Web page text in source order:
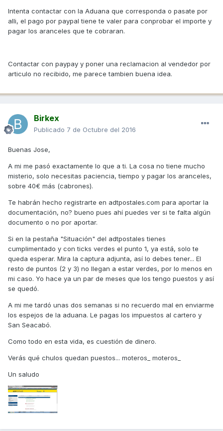
Intenta contactar con la Aduana que corresponda o pasate por
alli, el pago por paypal tiene te valer para conprobar el importe y
pagar los aranceles que te cobraran.
Contactar con paypay y poner una reclamacion al vendedor por
articulo no recibido, me parece tambien buena idea.
Birkex
Publicado 7 de Octubre del 2016
Buenas Jose,
A mi me pasó exactamente lo que a ti. La cosa no tiene mucho
misterio, solo necesitas paciencia, tiempo y pagar los aranceles,
sobre 40€ más (cabrones).
Te habrán hecho registrarte en adtpostales.com para aportar la
documentación, no? bueno pues ahí puedes ver si te falta algún
documento o no por aportar.
Si en la pestaña "Situación" del adtpostales tienes
cumplimentado y con ticks verdes el punto 1, ya está, solo te
queda esperar. Mira la captura adjunta, así lo debes tener... El
resto de puntos (2 y 3) no llegan a estar verdes, por lo menos en
mi caso. Yo hace ya un par de meses que los tengo puestos y así
se quedó.
A mi me tardó unas dos semanas si no recuerdo mal en enviarme
los espejos de la aduana. Le pagas los impuestos al cartero y
San Seacabó.
Como todo en esta vida, es cuestión de dinero.
Verás qué chulos quedan puestos... moteros_ moteros_
Un saludo